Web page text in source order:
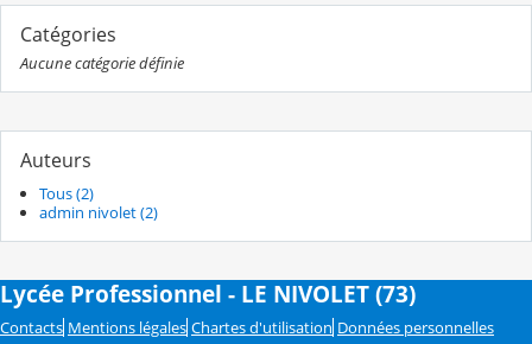
Catégories
Aucune catégorie définie
Auteurs
Tous (2)
admin nivolet (2)
Lycée Professionnel - LE NIVOLET (73)
Contacts Mentions légales Chartes d'utilisation Données personnelles